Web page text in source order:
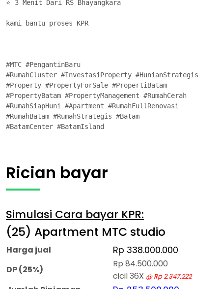
⭐ 3 Menit Dari RS Bhayangkara
kami bantu proses KPR
#MTC #PengantinBaru
#RumahCluster #InvestasiProperty #HunianStrategis
#Property #PropertyForSale #PropertiBatam
#PropertyBatam #PropertyManagement #RumahCerah
#RumahSiapHuni #Apartment #RumahFullRenovasi
#RumahBatam #RumahStrategis #Batam
#BatamCenter #BatamIsland
Rician bayar
Simulasi Cara bayar KPR:
(25) Apartment MTC studio
Harga jual Rp 338.000.000
DP (25%)
Rp 84.500.000
cicil 36X @ Rp 2.347.222